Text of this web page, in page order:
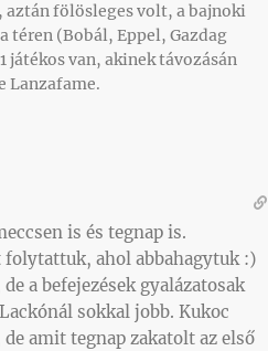
aztán fölösleges volt, a bajnoki
téren (Bobál, Eppel, Gazdag
játékos van, akinek távozásán
Lanzafame.
is és tegnap is.
folytattuk, ahol abbahagytuk :)
a befejezések gyalázatosak
sokkal jobb. Kukoc
amit tegnap zakatolt az első